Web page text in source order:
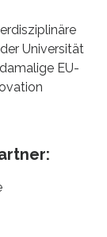
Universität
EU-